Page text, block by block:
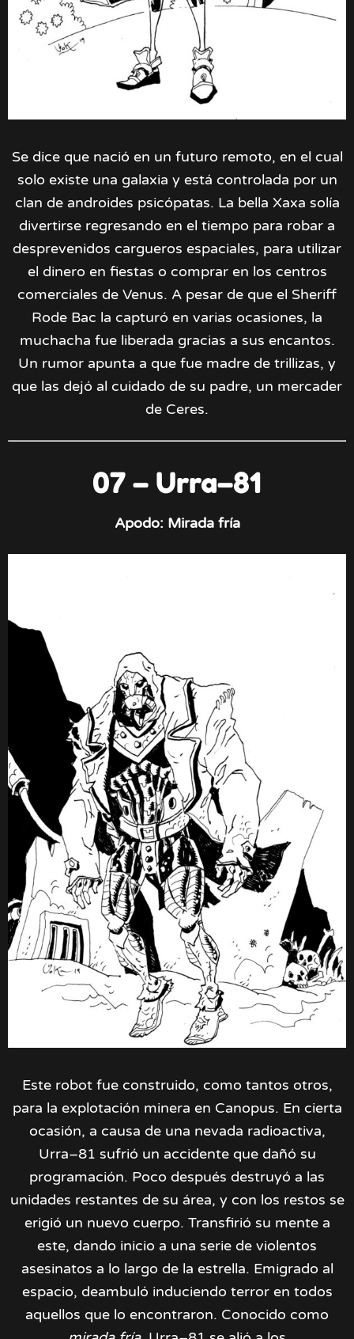
Se dice que nació en un futuro remoto, en el cual
solo existe una galaxia y está controlada por un
clan de androides psicópatas. La bella Xaxa solía
divertirse regresando en el tiempo para robar a
desprevenidos cargueros espaciales, para utilizar
el dinero en fiestas o comprar en los centros
comerciales de Venus. A pesar de que el Sheriff
Rode Bac la capturó en varias ocasiones, la
muchacha fue liberada gracias a sus encantos.
Un rumor apunta a que fue madre de trillizas, y
que las dejó al cuidado de su padre, un mercader
de Ceres.
07 – Urra–81
Apodo: Mirada fría
Este robot fue construido, como tantos otros,
para la explotación minera en Canopus. En cierta
ocasión, a causa de una nevada radioactiva,
Urra–81 sufrió un accidente que dañó su
programación. Poco después destruyó a las
unidades restantes de su área, y con los restos se
erigió un nuevo cuerpo. Transfirió su mente a
este, dando inicio a una serie de violentos
asesinatos a lo largo de la estrella. Emigrado al
espacio, deambuló induciendo terror en todos
aquellos que lo encontraron. Conocido como